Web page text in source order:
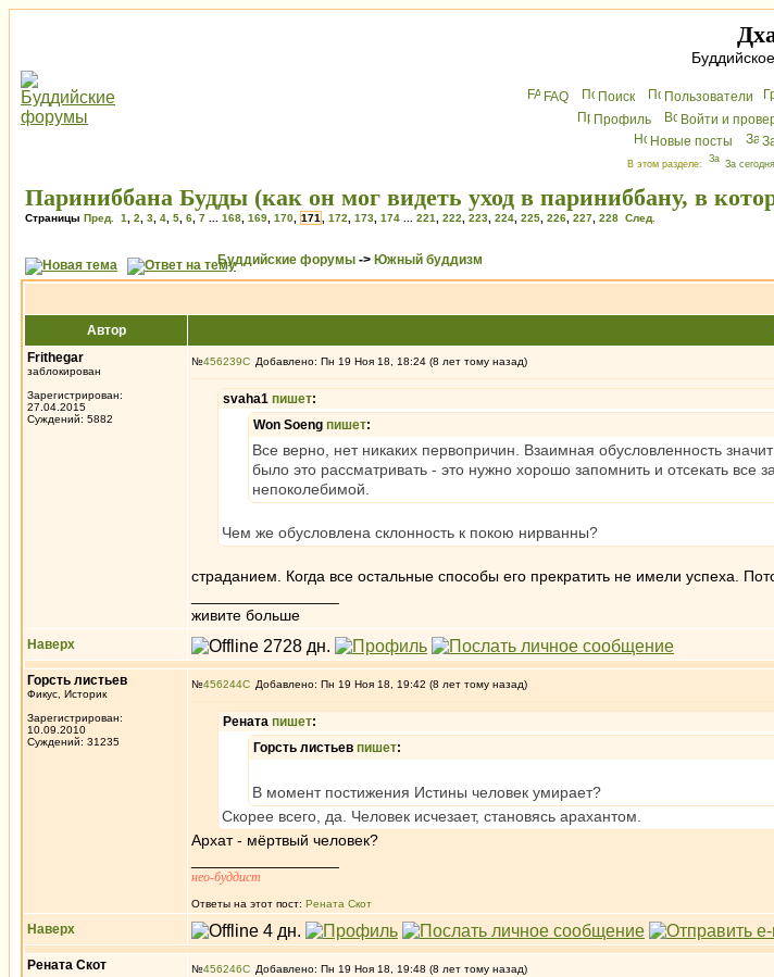
FAQ Поиск Пользователи
Профиль
Войти и
Новые посты
В этом разделе: За сегодня
Париниббана Будды (как он мог видеть уход в париниббану, в
Страницы Пред. 1 2 3 4 5 6 7 168 169 170 171 172 173 174 221 222 223 224 225 226 227 228 След.
Буддийские форумы -> Южный буддизм
Автор
Frithegar
заблокирован
Зарегистрирован:
27.04.2015
Суждений: 5882
№456239 Добавлено: Пн 19 Ноя 18, 18:24 (8 лет тому назад)
svaha1 пишет:
Won Soeng пишет:
Все верно, нет никаких первопричин. Взаимная обусловленность
было это рассматривать - это нужно хорошо запомнить и отсекать все
непоколебимой.
Чем же обусловлена склонность к покою нирванны?
страданием. Когда все остальные способы его прекратить не имели успеха.
живите больше
Наверх
Горсть листьев
Фикус, Историк
Зарегистрирован:
10.09.2010
Суждений: 31235
№456244 Добавлено: Пн 19 Ноя 18, 19:42 (8 лет тому назад)
Рената пишет:
Горсть листьев пишет:
В момент постижения Истины человек умирает?
Скорее всего, да. Человек исчезает, становясь арахантом.
Архат - мёртвый человек?
нео-буддист
Ответы на этот пост: Рената Скот
Наверх
Рената Скот №456246 Добавлено: Пн 19 Ноя 18, 19:48 (8 лет тому назад)